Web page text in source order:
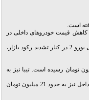
است.
کاهش قیمت خودروهای داخلی در
در حدود 10 روز اخیر آغاز شماره‌گذاری سواری‌های داخلی با استاندارد ‌آلایندگی یورو 2 در کنار تشدید رکود بازار،
خودروی تندر 90 با کاهش حدودا دو میلیون تومانی به 40 میلیون تومان رسیده است. تیبا نیز به
قیمت پراید 111 فول به عنوان یکی از پرمصرف‌ترین خودروهای سواری تولید داخل نیز به حدود 21 میلیون تومان